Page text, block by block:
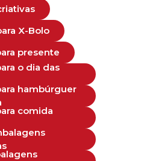
X-Bolo
presente
o dia das
hambúrguer
comida